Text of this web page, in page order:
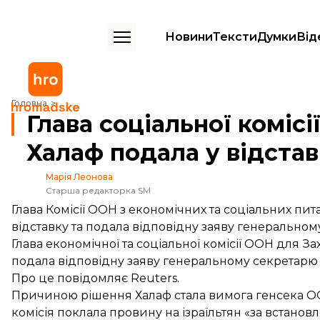
НовиниТекстиДумки
Головна
Глава соціальної комісії ООН для Західної Азії Халаф подала у
Глава соціальної
Халаф подала у
Марія Леонова
Старша редакторка SM
Глава Комісії ООН з економічних та соціальних
відставку та подала відповідну заяву
Глава економічної та соціальної комісії ООН для
подала відповідну заяву генеральному
Про це повідомляє Reuters.
Причиною рішення Халаф стала вимога генсека
комісія поклала провину на ізраїльтян «за